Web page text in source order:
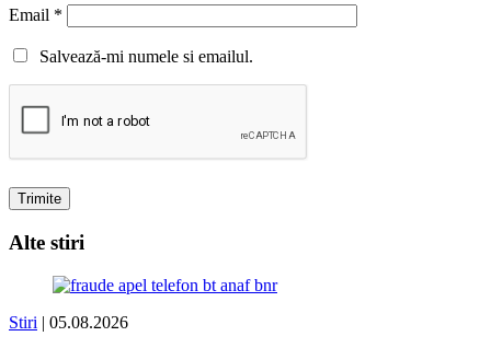
Email *
Salvează-mi numele si emailul.
Alte stiri
Stiri | 05.08.2026